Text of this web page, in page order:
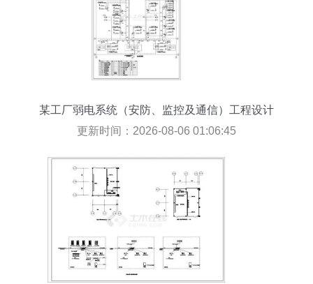
某工厂弱电系统（安防、监控及通信）工程设计
CAD全套施工图及设计说明
更新时间：2026-08-06 01:06:45